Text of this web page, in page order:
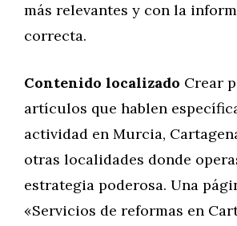
más relevantes y con la
correcta.
Contenido localizado Crear
artículos que hablen
actividad en Murcia,
otras localidades donde
estrategia poderosa. Una
«Servicios de reformas en